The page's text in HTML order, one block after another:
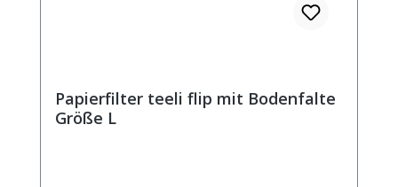
Papierfilter teeli flip mit Bodenfalte
Größe L